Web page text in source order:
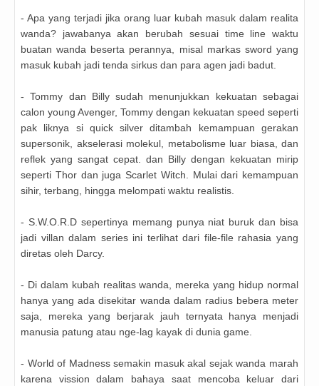
- Apa yang terjadi jika orang luar kubah masuk dalam realita
wanda? jawabanya akan berubah sesuai time line waktu
buatan wanda beserta perannya, misal markas sword yang
masuk kubah jadi tenda sirkus dan para agen jadi badut.
- Tommy dan Billy sudah menunjukkan kekuatan sebagai
calon young Avenger, Tommy dengan kekuatan speed seperti
pak liknya si quick silver ditambah kemampuan gerakan
supersonik, akselerasi molekul, metabolisme luar biasa, dan
reflek yang sangat cepat. dan Billy dengan kekuatan mirip
seperti Thor dan juga Scarlet Witch. Mulai dari kemampuan
sihir, terbang, hingga melompati waktu realistis.
- S.W.O.R.D sepertinya memang punya niat buruk dan bisa
jadi villan dalam series ini terlihat dari file-file rahasia yang
diretas oleh Darcy.
- Di dalam kubah realitas wanda, mereka yang hidup normal
hanya yang ada disekitar wanda dalam radius bebera meter
saja, mereka yang berjarak jauh ternyata hanya menjadi
manusia patung atau nge-lag kayak di dunia game.
- World of Madness semakin masuk akal sejak wanda marah
karena vission dalam bahaya saat mencoba keluar dari